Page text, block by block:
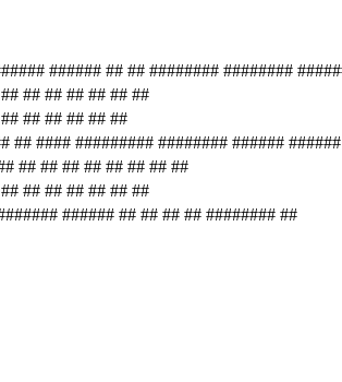
###### ## ## ######## ########
## ## ## ## ## ##
## ## ## ## ##
## #### ######### ######## ###### ######
## ## ## ## ## ## ## ##
## ## ## ## ## ##
###### ## ## ## ## ######## ##